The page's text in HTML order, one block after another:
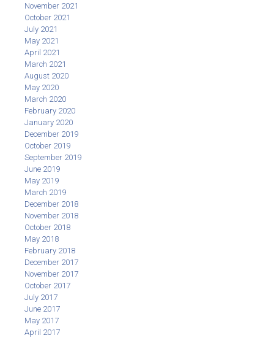
November 2021
October 2021
July 2021
May 2021
April 2021
March 2021
August 2020
May 2020
March 2020
February 2020
January 2020
December 2019
October 2019
September 2019
June 2019
May 2019
March 2019
December 2018
November 2018
October 2018
May 2018
February 2018
December 2017
November 2017
October 2017
July 2017
June 2017
May 2017
April 2017